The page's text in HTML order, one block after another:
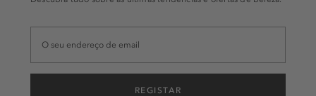
REGISTAR